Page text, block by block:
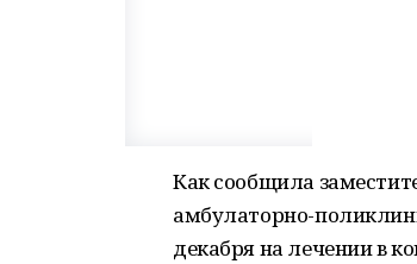
Как сообщила
амбулаторно-
декабря на лечении в